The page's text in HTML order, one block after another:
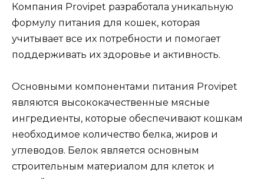
Компания Provipet разработала уникальную
формулу питания для кошек, которая
учитывает все их потребности и помогает
поддерживать их здоровье и активность.
Основными компонентами питания Provipet
являются высококачественные мясные
ингредиенты, которые обеспечивают кошкам
необходимое количество белка, жиров и
углеводов. Белок является основным
строительным материалом для клеток и